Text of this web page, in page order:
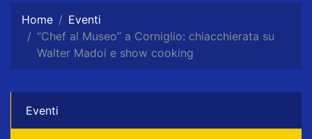
Home
Eventi
“Chef al Museo” a Corniglio: chiacchierata su
Walter Madoi e show cooking
Eventi